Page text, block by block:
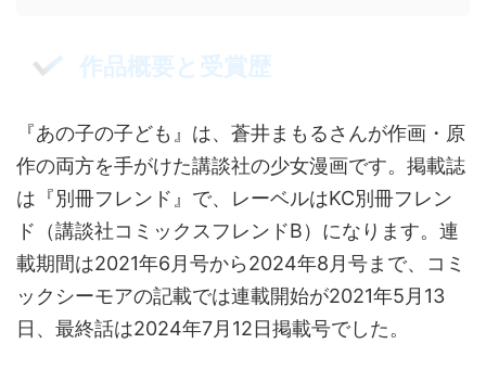
作品概要と受賞歴
『あの子の子ども』は、蒼井まもるさんが作画・原
作の両方を手がけた講談社の少女漫画です。掲載誌
は『別冊フレンド』で、レーベルはKC別冊フレン
ド（講談社コミックスフレンドB）になります。連
載期間は2021年6月号から2024年8月号まで、コミ
ックシーモアの記載では連載開始が2021年5月13
日、最終話は2024年7月12日掲載号でした。